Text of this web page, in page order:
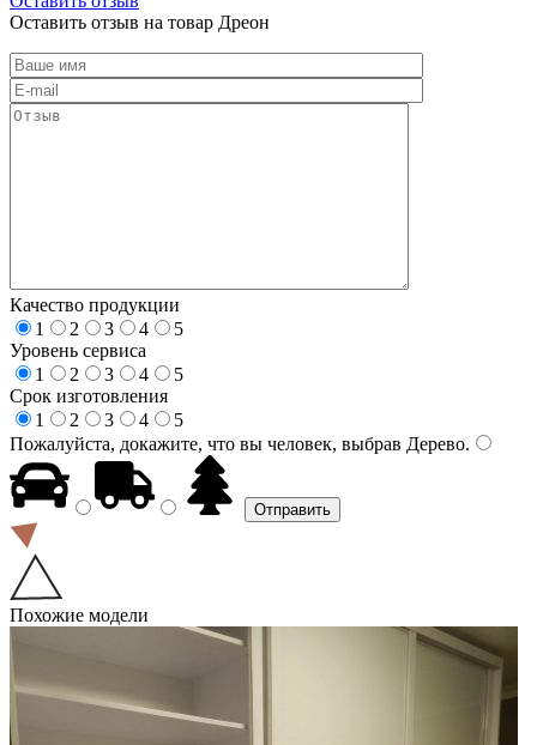
Оставить отзыв на товар Дреон
Качество продукции
1
2 3 4
5
Уровень сервиса
1
2 3 4
5
Срок изготовления
1
2 3 4
5
Пожалуйста, докажите, что вы человек, выбрав Дерево.
Похожие модели